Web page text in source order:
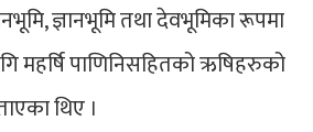
ज्ञानभूमि तथा देवभूमिका रूपमा
महर्षि पाणिनिसहितको ऋषिहरुको
थिए ।